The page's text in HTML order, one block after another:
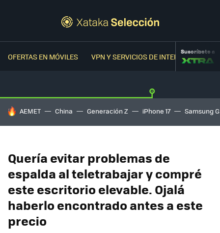
OFERTAS EN MÓVILES VPN Y SERVICIOS DE INTERNETSuscríbete a
HOY SE HABLA DE
AEMET China Generación Z iPhone 17 Samsung
Quería evitar problemas de
espalda al teletrabajar y compré
este escritorio elevable. Ojalá
haberlo encontrado antes a este
precio